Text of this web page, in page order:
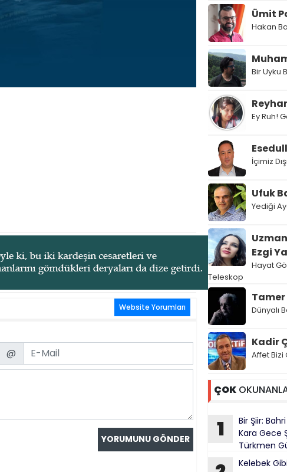
Website Yorumları
Email
@
Ümit
Hakan
Bir Uyku
Ey Ruh!
İçimiz
Ufuk
Yediği
Ezgi
Hayat
Teleskop
Tamer
Dünyalı
Kadir
Affet Bizi
ÇOK
1
Bir Şiir:
Kara Gece
Türkmen
Kelebek